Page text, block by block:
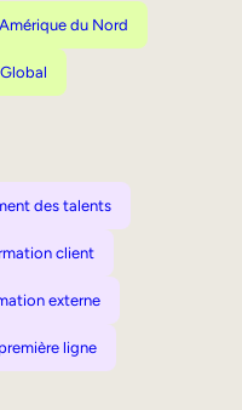
Amérique du Nord
Global
des talents
client
externe
ligne